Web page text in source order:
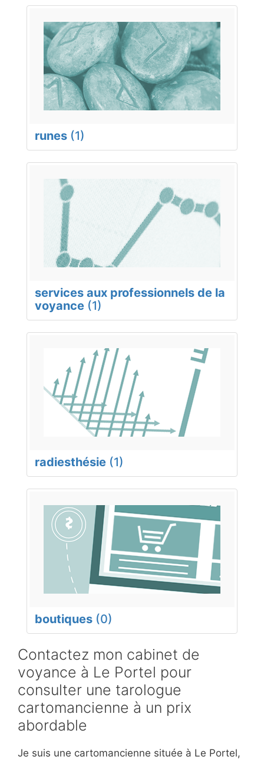
runes (1)
services aux professionnels de la
voyance (1)
radiesthésie (1)
boutiques (0)
Contactez mon cabinet de
voyance à Le Portel pour
consulter une tarologue
cartomancienne à un prix
abordable
Je suis une cartomancienne située à Le Portel,